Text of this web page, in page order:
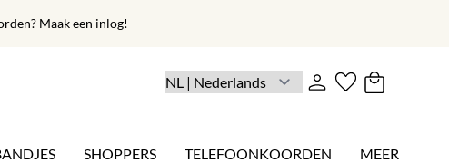
Maak een inlog!
SHOPPERS TELEFOONKOORDEN MEER